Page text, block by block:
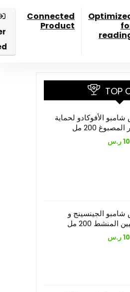
Connected
Product
TOP
الأفوكادو لحماية
200 مل
ر.س
الجينسينج و
المنشط 200 مل
ر.س